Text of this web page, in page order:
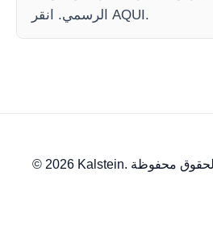
الرسمي. انقر AQUI.